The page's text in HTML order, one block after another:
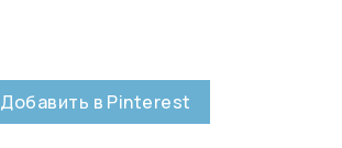
Добавить в Pinterest